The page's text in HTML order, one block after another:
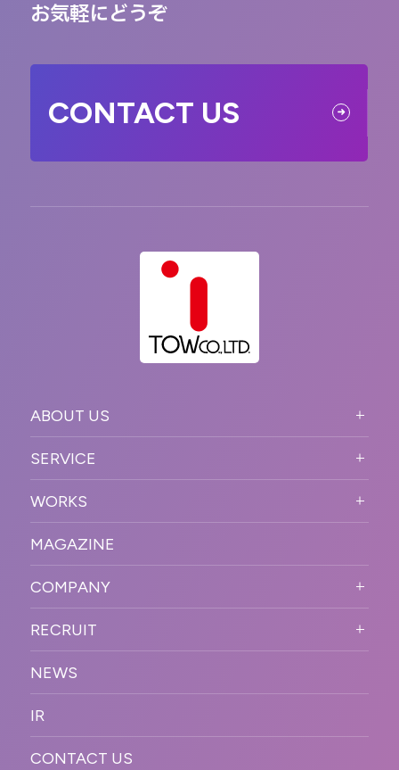
お気軽にどうぞ
CONTACT US
ABOUT US
PURPOSE
VISION
OUR DNA
SERVICE
STRONG POINT
BUSINESS DOMAIN
SOLUTION
WORKFLOW
WORKS
オンラインイベント
SNSプロモーション
プラットフォーム販
促
デジタル制作・映像
制作
PR
カンファレンス・展示会・アワ
ESPORTS・ゲームプロモーシ
MAGAZINE
COMPANY
COMPANY INFORMATION
MESSAGE
OFFICER
ACCESS
ORGANIZATION CHART
RECRUIT
新卒採用
キャリア採用
NEWS
IR
CONTACT US